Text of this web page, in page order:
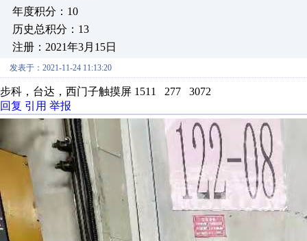
年度积分：10
历史总积分：13
注册：2021年3月15日
发表于：2021-11-24 11:13:20
步科，台达，西门子触摸屏 1511 277 3072
回复 引用 举报